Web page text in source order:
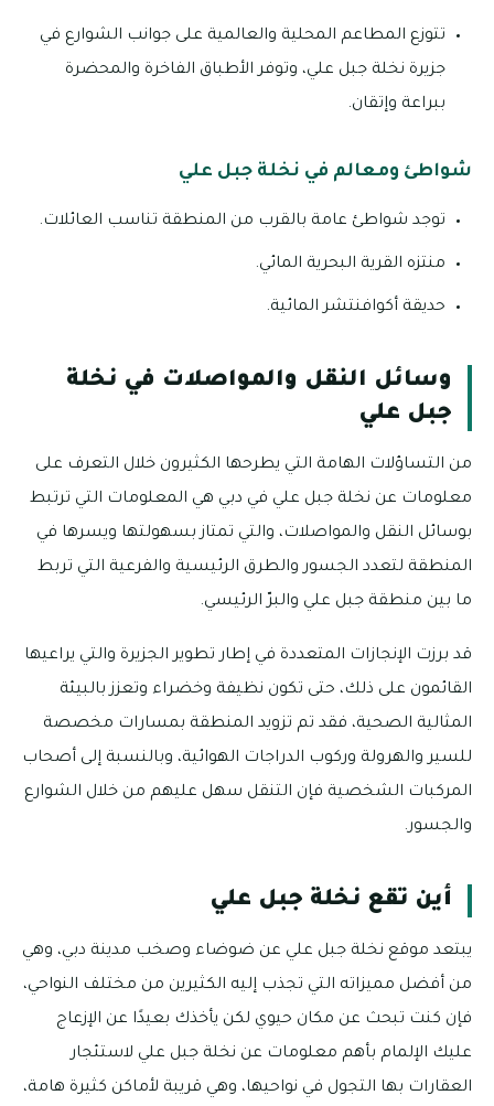
تتوزع المطاعم المحلية والعالمية على جوانب الشوارع في
جزيرة نخلة جبل علي، وتوفر الأطباق الفاخرة والمحضرة
ببراعة وإتقان.
شواطئ ومعالم في نخلة جبل علي
توجد شواطئ عامة بالقرب من المنطقة تناسب العائلات.
منتزه القرية البحرية المائي.
حديقة أكوافنتشر المائية.
وسائل النقل والمواصلات في نخلة
جبل علي
من التساؤلات الهامة التي يطرحها الكثيرون خلال التعرف على
معلومات عن نخلة جبل علي في دبي هي المعلومات التي ترتبط
بوسائل النقل والمواصلات، والتي تمتاز بسهولتها ويسرها في
المنطقة لتعدد الجسور والطرق الرئيسية والفرعية التي تربط
ما بين منطقة جبل علي والبرّ الرئيسي.
قد برزت الإنجازات المتعددة في إطار تطوير الجزيرة والتي يراعيها
القائمون على ذلك، حتى تكون نظيفة وخضراء وتعزز بالبيئة
المثالية الصحية، فقد تم تزويد المنطقة بمسارات مخصصة
للسير والهرولة وركوب الدراجات الهوائية، وبالنسبة إلى أصحاب
المركبات الشخصية فإن التنقل سهل عليهم من خلال الشوارع
والجسور.
أين تقع نخلة جبل علي
يبتعد موقع نخلة جبل علي عن ضوضاء وصخب مدينة دبي، وهي
من أفضل مميزاته التي تجذب إليه الكثيرين من مختلف النواحي،
فإن كنت تبحث عن مكان حيوي لكن يأخذك بعيدًا عن الإزعاج
عليك الإلمام بأهم معلومات عن نخلة جبل علي لاستئجار
العقارات بها التجول في نواحيها، وهي قريبة لأماكن كثيرة هامة،